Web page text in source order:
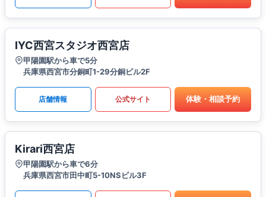
IYC西宮スタジオ西宮店
甲陽園駅から車で5分
兵庫県西宮市分銅町1-29分銅ビル2F
店舗情報 公式サイト 体験・相談予約
Kirari西宮店
甲陽園駅から車で6分
兵庫県西宮市田中町5-10NSビル3F